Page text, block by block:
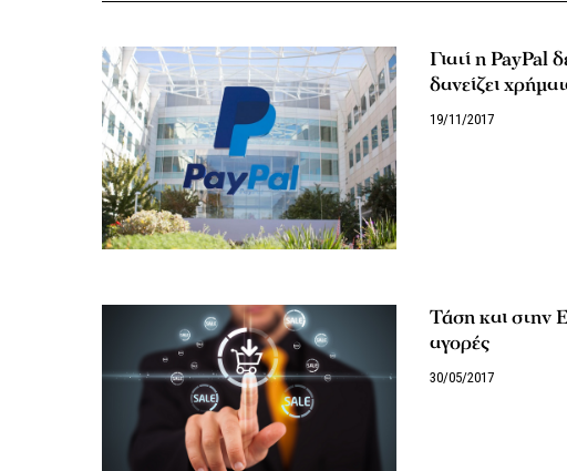
Γιατί η PayPal
δανείζει
19/11/2017
Τάση και στην
αγορές
30/05/2017